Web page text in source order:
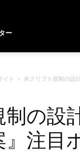
ー
イト 米クリプト規制の
制の設
注目